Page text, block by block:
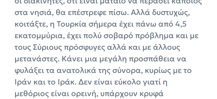
στα νησιά, θα επέστρεφε πίσω. Αλλά δυστυχώς,
κοιτάξτε, η Τουρκία σήμερα έχει πάνω από 4,5
εκατομμύρια, έχει πολύ σοβαρό πρόβλημα και με
τους Σύριους πρόσφυγες αλλά και με άλλους
μετανάστες. Κάνει μια μεγάλη προσπάθεια να
φυλάξει τα ανατολικά της σύνορα, κυρίως με το
Ιράν και το Ιράκ. Δεν είναι εύκολο γιατί η
μεθόριος είναι ορεινή, υπάρχουν κρυφά